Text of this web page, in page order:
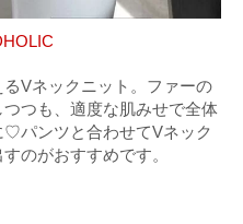
Vネックニット。ファーの
つも、適度な肌みせで全体
パンツと合わせてVネック
のがおすすめです。